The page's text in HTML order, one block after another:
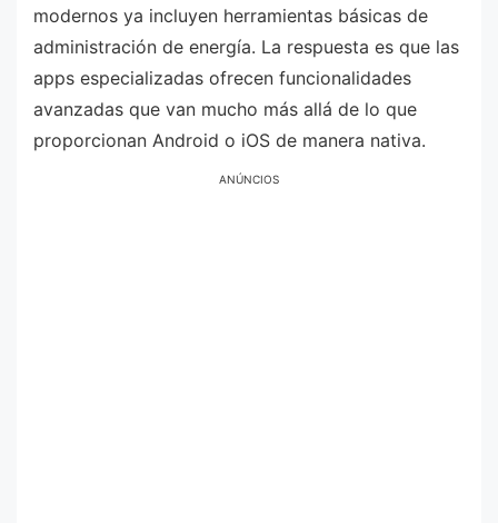
modernos ya incluyen herramientas básicas de
administración de energía. La respuesta es que las
apps especializadas ofrecen funcionalidades
avanzadas que van mucho más allá de lo que
proporcionan Android o iOS de manera nativa.
ANÚNCIOS